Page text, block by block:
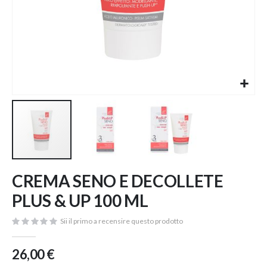
all'inizio
della
galleria
immagini
CREMA SENO E DECOLLETE
PLUS & UP 100 ML
Sii il primo a recensire questo prodotto
26,00 €